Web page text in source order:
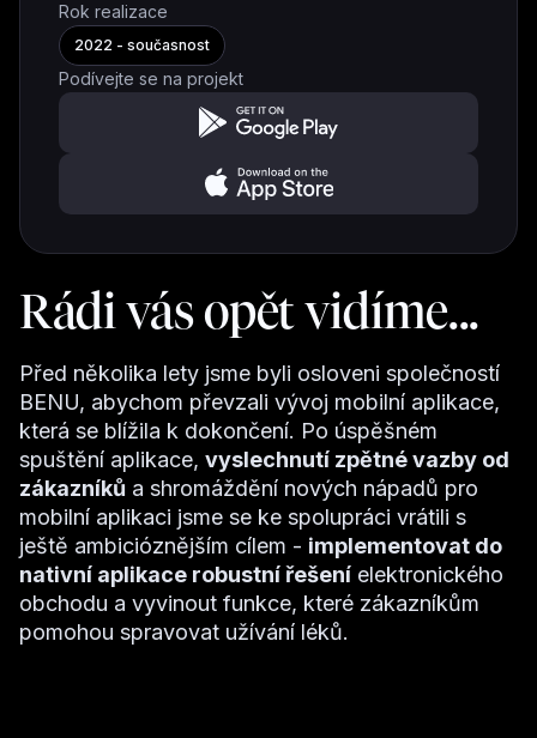
Rok realizace
2022 - současnost
Podívejte se na projekt
Rádi vás opět vidíme...
Před několika lety jsme byli osloveni společností
BENU, abychom převzali vývoj mobilní aplikace,
která se blížila k dokončení. Po úspěšném
spuštění aplikace, vyslechnutí zpětné vazby od
zákazníků a shromáždění nových nápadů pro
mobilní aplikaci jsme se ke spolupráci vrátili s
ještě ambicióznějším cílem - implementovat do
nativní aplikace robustní řešení elektronického
obchodu a vyvinout funkce, které zákazníkům
pomohou spravovat užívání léků.